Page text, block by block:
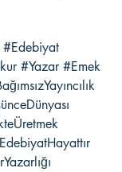
#Edebiyat
#Yazar #Emek